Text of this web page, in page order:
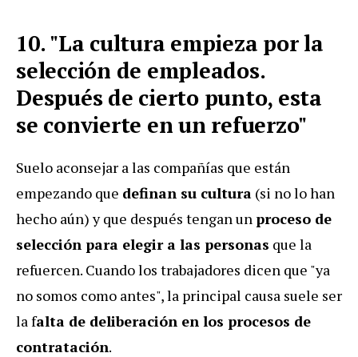
10. "La cultura empieza por la
selección de empleados.
Después de cierto punto, esta
se convierte en un refuerzo"
Suelo aconsejar a las compañías que están
empezando que definan su cultura (si no lo han
hecho aún) y que después tengan unproceso de
selección para elegir a las personas que la
refuercen. Cuando los trabajadores dicen que "ya
no somos como antes", la principal causa suele ser
la falta de deliberación en los procesos de
contratación.